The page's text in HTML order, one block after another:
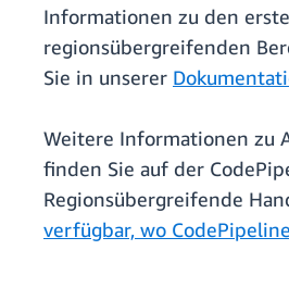
Informationen zu den
regionsübergreifenden
Sie in unserer
Weitere Informationen zu
finden Sie auf der
Regionsübergreifende
verfügbar, wo